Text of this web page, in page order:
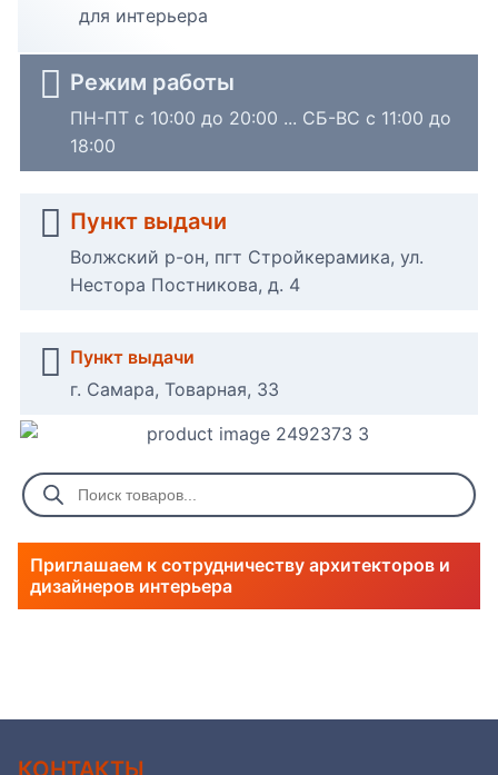
для интерьера
Режим работы
ПН-ПТ с 10:00 до 20:00 ... СБ-ВС с 11:00 до
18:00
Пункт выдачи
Волжский р-он, пгт Стройкерамика, ул.
Нестора Постникова, д. 4
Пункт выдачи
г. Самара, Товарная, 33
Приглашаем к сотрудничеству архитекторов и
дизайнеров интерьера